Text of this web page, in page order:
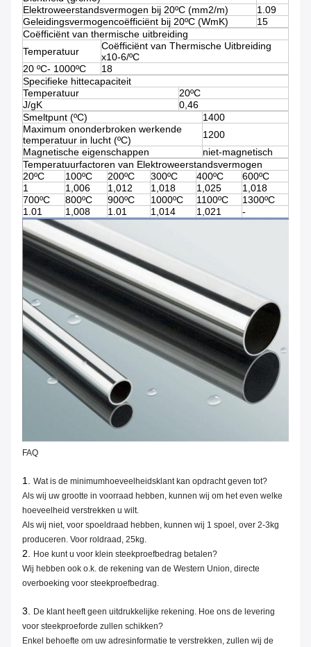
Elektroweerstandsvermogen bij 20ºC (mm2/m)
1.09
Geleidingsvermogencoëfficiënt bij 20ºC (WmK)
15
Coëfficiënt van thermische uitbreiding
Temperatuur
Coëfficiënt van Thermische Uitbreiding
x10-6/ºC
20 ºC- 1000ºC
18
Specifieke hittecapaciteit
Temperatuur
20ºC
J/gK
0,46
Smeltpunt (ºC)
1400
Maximum ononderbroken werkende
temperatuur in lucht (ºC)
1200
Magnetische eigenschappen
niet-magnetisch
Temperatuurfactoren van Elektroweerstandsvermogen
20ºC
100ºC 200ºC 300ºC 400ºC
600ºC
1
1,006 1,012 1,018 1,025
1,018
700ºC
800ºC 900ºC 1000ºC 1100ºC
1300ºC
1.01
1,008 1.01 1,014 1,021 -
FAQ
1. Wat is de minimumhoeveelheidsklant kan opdracht geven tot?
Als wij uw grootte in voorraad hebben, kunnen wij om het even welke
hoeveelheid verstrekken u wilt.
Als wij niet, voor spoeldraad hebben, kunnen wij 1 spoel, over 2-3kg
produceren. Voor roldraad, 25kg.
2. Hoe kunt u voor klein steekproefbedrag betalen?
Wij hebben ook o.k. de rekening van de Western Union, directe
overboeking voor steekproefbedrag.
3. De klant heeft geen uitdrukkelijke rekening. Hoe ons de levering
voor steekproeforde zullen schikken?
Enkel behoefte om uw adresinformatie te verstrekken, zullen wij de